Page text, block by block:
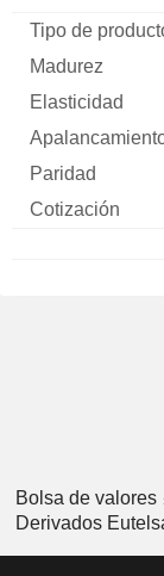
Bolsa de valores
Derivados